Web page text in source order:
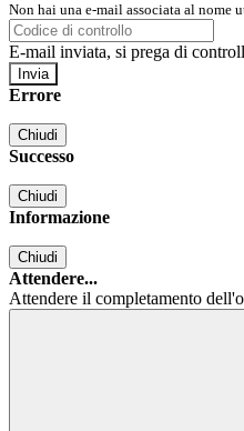
Non hai una e-mail associata al nome
E-mail inviata, si prega di
Errore
Chiudi
Successo
Chiudi
Informazione
Chiudi
Attendere...
Attendere il completamento